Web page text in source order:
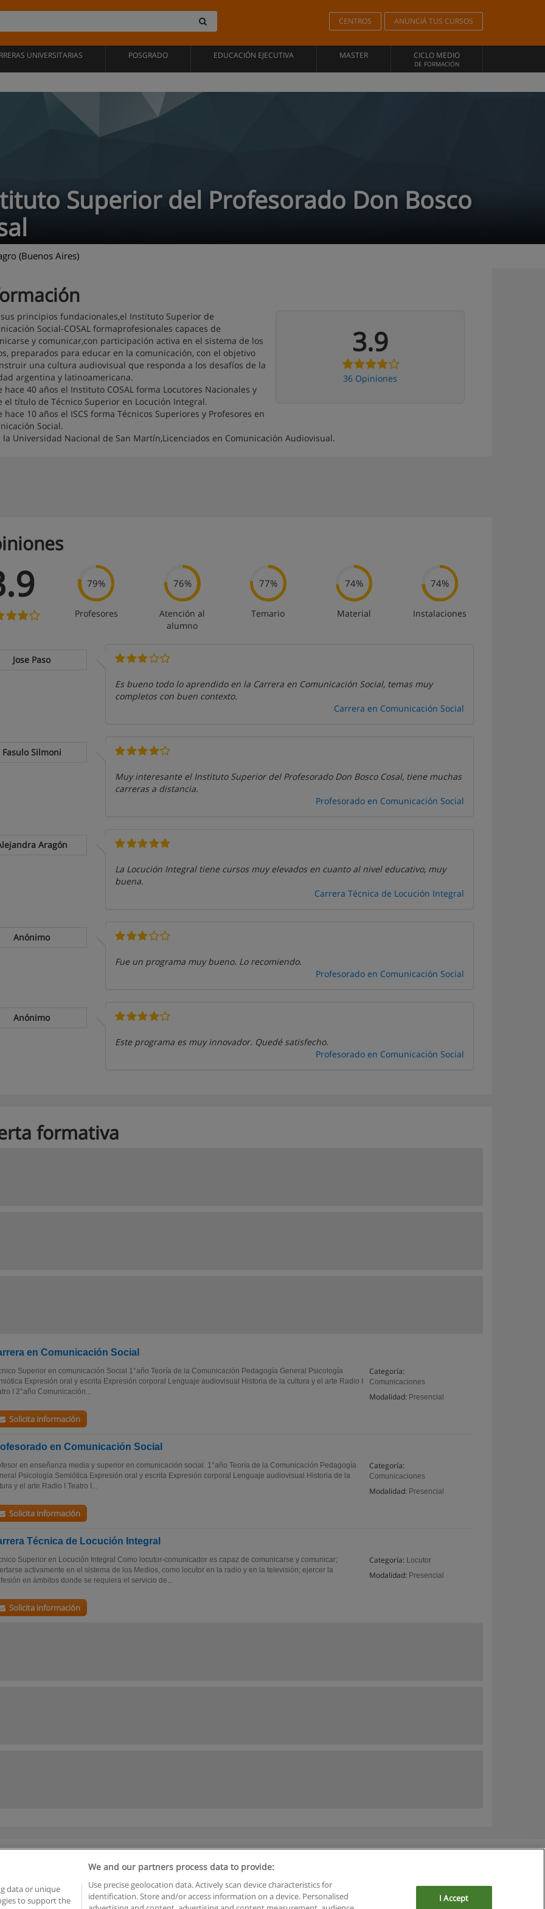
CENTROS ANUNCIÁ TUS CURSOS
UNIVERSITARIAS POSGRADO EDUCACIÓN EJECUTIVA MASTER CICLO MEDIO
DE FORMACIÓN
Superior del Profesorado Don Bosco
(Buenos Aires)
3.9
36 Opiniones
sus principios fundacionales,el Instituto Superior de
Social-COSAL formaprofesionales capaces de
y comunicar,con participación activa en el sistema de los
preparados para educar en la comunicación, con el objetivo
una cultura audiovisual que responda a los desafíos de la
argentina y latinoamericana.
hace 40 años el Instituto COSAL forma Locutores Nacionales y
el título de Técnico Superior en Locución Integral.
hace 10 años el ISCS forma Técnicos Superiores y Profesores en
Social.
la Universidad Nacional de San Martín,Licenciados en Comunicación Audiovisual.
79%
Profesores
76%
Atención al
alumno
77%
Temario
74%
Material
74%
Instalaciones
Jose Paso
Es bueno todo lo aprendido en la Carrera en Comunicación Social, temas muy
completos con buen contexto.
Carrera en Comunicación Social
Fasulo Silmoni
Muy interesante el Instituto Superior del Profesorado Don Bosco Cosal, tiene muchas
carreras a distancia.
Profesorado en Comunicación Social
Aragón
La Locución Integral tiene cursos muy elevados en cuanto al nivel educativo, muy
buena.
Carrera Técnica de Locución Integral
Anónimo
Fue un programa muy bueno. Lo recomiendo.
Profesorado en Comunicación Social
Anónimo
Este programa es muy innovador. Quedé satisfecho.
Profesorado en Comunicación Social
formativa
en Comunicación Social
Categoría:
Comunicaciones
Modalidad: Presencial
Superior en comunicación Social 1°año Teoría de la Comunicación Pedagogía General Psicología
Expresión oral y escrita Expresión corporal Lenguaje audiovisual Historia de la cultura y el arte Radio I
I 2°año Comunicación...
Solicita información
en Comunicación Social
Categoría:
Comunicaciones
Modalidad: Presencial
en enseñanza media y superior en comunicación social. 1°año Teoría de la Comunicación Pedagogía
Psicología Semiótica Expresión oral y escrita Expresión corporal Lenguaje audiovisual Historia de la
y el arte Radio I Teatro I...
Solicita información
Técnica de Locución Integral
Categoría: Locutor
Modalidad: Presencial
Superior en Locución Integral Como locutor-comunicador es capaz de comunicarse y comunicar;
activamente en el sistema de los Medios, como locutor en la radio y en la televisión; ejercer la
en ámbitos donde se requiera el servicio de...
Solicita información
Privacidad de datos Contactar con Educaedu
data or unique
to support the
We and our partners process data to provide:
Use precise geolocation data. Actively scan device characteristics for
identification. Store and/or access information on a device. Personalised
I Accept